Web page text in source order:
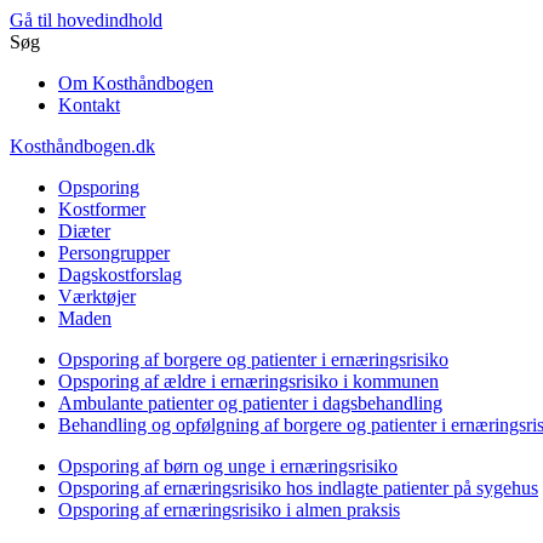
Gå til hovedindhold
Søg
Om Kosthåndbogen
Kontakt
Kosthåndbogen.dk
Opsporing
Kostformer
Diæter
Persongrupper
Dagskostforslag
Værktøjer
Maden
Opsporing af borgere og patienter i ernæringsrisiko
Opsporing af ældre i ernæringsrisiko i kommunen
Ambulante patienter og patienter i dagsbehandling
Behandling og opfølgning af borgere og patienter i
Opsporing af børn og unge i ernæringsrisiko
Opsporing af ernæringsrisiko hos indlagte patienter på sygehus
Opsporing af ernæringsrisiko i almen praksis